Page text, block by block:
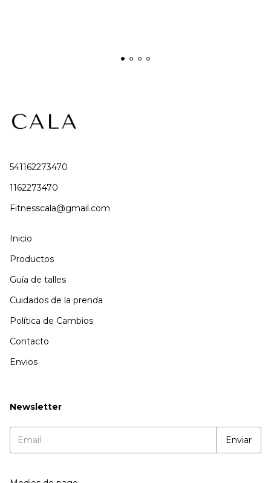
541162273470
1162273470
Fitnesscala@gmail.com
Inicio
Productos
Guía de talles
Cuidados de la prenda
Política de Cambios
Contacto
Envios
Newsletter